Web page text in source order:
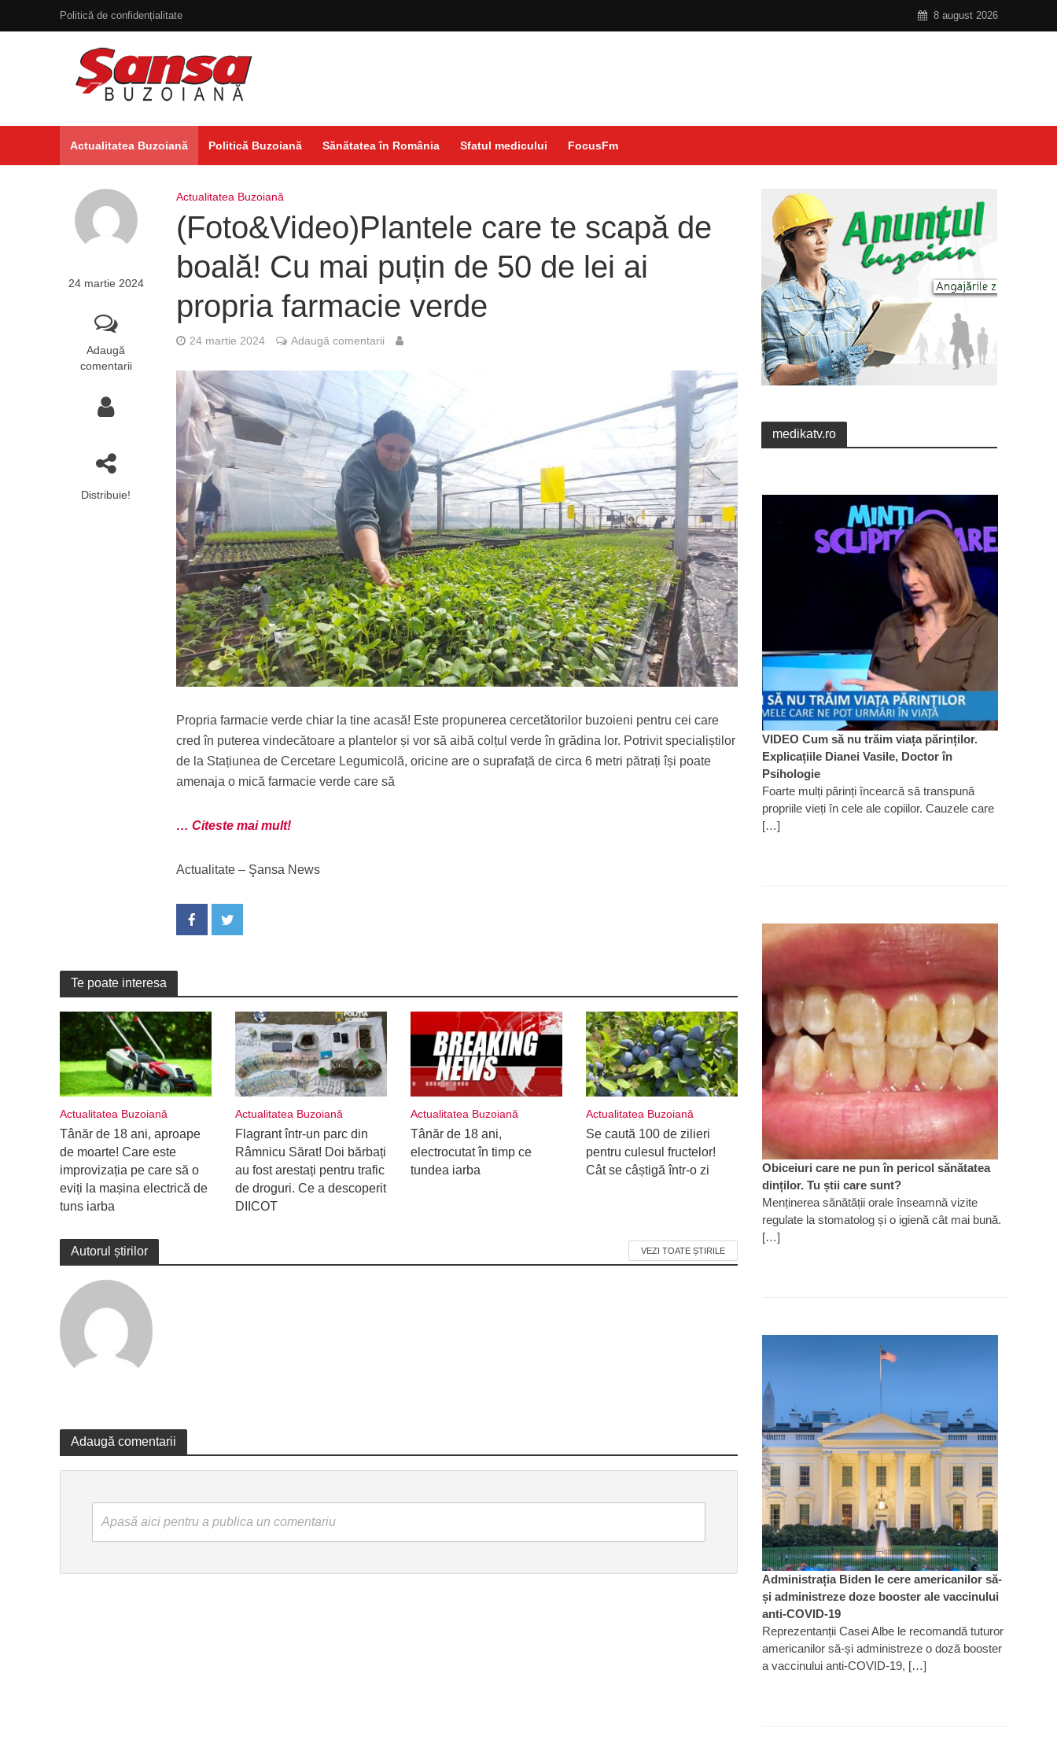
Politică de confidențialitate 8 august 2026
Actualitatea Buzoiană Politică Buzoiană Sănătatea în România Sfatul medicului FocusFm
24 martie 2024
Adaugă
comentarii
Distribuie!
Actualitatea Buzoiană
(Foto&Video)Plantele care te scapă de
boală! Cu mai puțin de 50 de lei ai
propria farmacie verde
24 martie 2024 Adaugă comentarii
Propria farmacie verde chiar la tine acasă! Este propunerea cercetătorilor buzoieni pentru cei care
cred în puterea vindecătoare a plantelor și vor să aibă colțul verde în grădina lor. Potrivit specialiștilor
de la Stațiunea de Cercetare Legumicolă, oricine are o suprafață de circa 6 metri pătrați își poate
amenaja o mică farmacie verde care să
… Citeste mai mult!
Actualitate – Şansa News
Te poate interesa
Actualitatea Buzoiană
Tânăr de 18 ani, aproape
de moarte! Care este
improvizația pe care să o
eviți la mașina electrică de
tuns iarba
Actualitatea Buzoiană
Flagrant într-un parc din
Râmnicu Sărat! Doi bărbați
au fost arestați pentru trafic
de droguri. Ce a descoperit
DIICOT
Actualitatea Buzoiană
Tânăr de 18 ani,
electrocutat în timp ce
tundea iarba
Actualitatea Buzoiană
Se caută 100 de zilieri
pentru culesul fructelor!
Cât se câștigă într-o zi
Autorul știrilor VEZI TOATE ȘTIRILE
Adaugă comentarii
Apasă aici pentru a publica un comentariu
medikatv.ro
VIDEO Cum să nu trăim viața părinților.
Explicațiile Dianei Vasile, Doctor în
Psihologie
Foarte mulți părinți încearcă să transpună
propriile vieți în cele ale copiilor. Cauzele care
[…]
Obiceiuri care ne pun în pericol sănătatea
dinților. Tu știi care sunt?
Menținerea sănătății orale înseamnă vizite
regulate la stomatolog și o igienă cât mai bună.
[…]
Administrația Biden le cere americanilor să-
și administreze doze booster ale vaccinului
anti-COVID-19
Reprezentanții Casei Albe le recomandă tuturor
americanilor să-și administreze o doză booster
a vaccinului anti-COVID-19, […]